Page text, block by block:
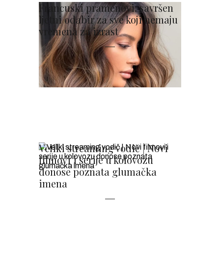
Francuski pramenovi: savršen
ljetni odabir za sve koji nemaju
vremena za izrast
Veliki streaming vodič | Novi
filmovi i serije u kolovozu
donose poznata glumačka
imena